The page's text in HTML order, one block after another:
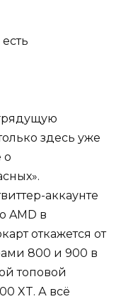
здесь уже
о
аккаунте
AMD в
откажется от
800 и 900 в
топовой
XT. А всё